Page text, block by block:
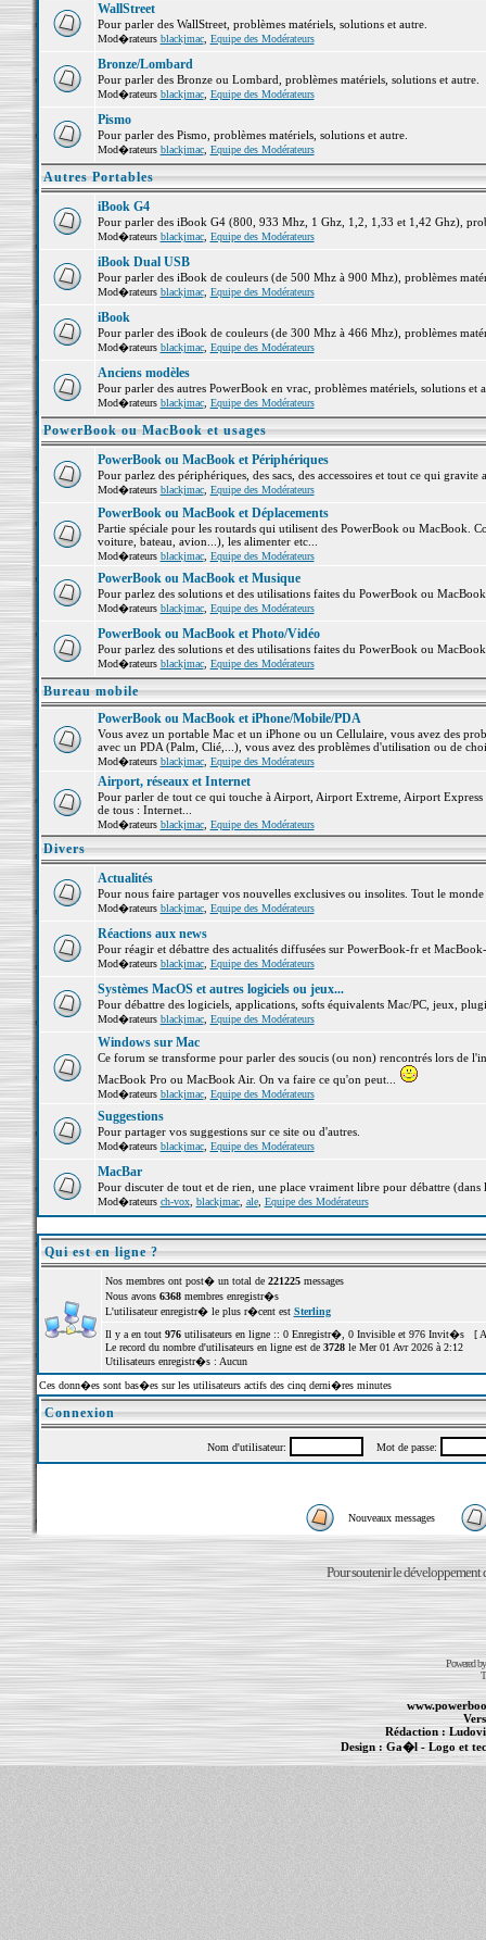
WallStreet
Pour parler des WallStreet, problèmes matériels, solutions et autre.
Mod�rateurs blackjmac, Equipe des Modérateurs
Bronze/Lombard
Pour parler des Bronze ou Lombard, problèmes matériels, solutions et autre.
Mod�rateurs blackjmac, Equipe des Modérateurs
Pismo
Pour parler des Pismo, problèmes matériels, solutions et autre.
Mod�rateurs blackjmac, Equipe des Modérateurs
Autres Portables
iBook G4
Pour parler des iBook G4 (800, 933 Mhz, 1 Ghz, 1,2, 1,33 et 1,42 Ghz),
Mod�rateurs blackjmac, Equipe des Modérateurs
iBook Dual USB
Pour parler des iBook de couleurs (de 500 Mhz à 900 Mhz), problèmes
Mod�rateurs blackjmac, Equipe des Modérateurs
iBook
Pour parler des iBook de couleurs (de 300 Mhz à 466 Mhz), problèmes
Mod�rateurs blackjmac, Equipe des Modérateurs
Anciens modèles
Pour parler des autres PowerBook en vrac, problèmes matériels, solutions et
Mod�rateurs blackjmac, Equipe des Modérateurs
PowerBook ou MacBook et usages
PowerBook ou MacBook et Périphériques
Pour parlez des périphériques, des sacs, des accessoires et tout ce qui
Mod�rateurs blackjmac, Equipe des Modérateurs
PowerBook ou MacBook et Déplacements
Partie spéciale pour les routards qui utilisent des PowerBook ou MacBook.
voiture, bateau, avion...), les alimenter etc...
Mod�rateurs blackjmac, Equipe des Modérateurs
PowerBook ou MacBook et Musique
Pour parlez des solutions et des utilisations faites du PowerBook ou
Mod�rateurs blackjmac, Equipe des Modérateurs
PowerBook ou MacBook et Photo/Vidéo
Pour parlez des solutions et des utilisations faites du PowerBook ou
Mod�rateurs blackjmac, Equipe des Modérateurs
Bureau mobile
PowerBook ou MacBook et iPhone/Mobile/PDA
Vous avez un portable Mac et un iPhone ou un Cellulaire, vous avez des
avec un PDA (Palm, Clié,...), vous avez des problèmes d'utilisation ou de
Mod�rateurs blackjmac, Equipe des Modérateurs
Airport, réseaux et Internet
Pour parler de tout ce qui touche à Airport, Airport Extreme, Airport
de tous : Internet...
Mod�rateurs blackjmac, Equipe des Modérateurs
Divers
Actualités
Pour nous faire partager vos nouvelles exclusives ou insolites. Tout le
Mod�rateurs blackjmac, Equipe des Modérateurs
Réactions aux news
Pour réagir et débattre des actualités diffusées sur PowerBook-fr et
Mod�rateurs blackjmac, Equipe des Modérateurs
Systèmes MacOS et autres logiciels ou jeux...
Pour débattre des logiciels, applications, softs équivalents Mac/PC, jeux,
Mod�rateurs blackjmac, Equipe des Modérateurs
Windows sur Mac
Ce forum se transforme pour parler des soucis (ou non) rencontrés lors de
MacBook Pro ou MacBook Air. On va faire ce qu'on peut...
Mod�rateurs blackjmac, Equipe des Modérateurs
Suggestions
Pour partager vos suggestions sur ce site ou d'autres.
Mod�rateurs blackjmac, Equipe des Modérateurs
MacBar
Pour discuter de tout et de rien, une place vraiment libre pour débattre (dans
Mod�rateurs ch-vox, blackjmac, ale, Equipe des Modérateurs
Qui est en ligne ?
Nos membres ont post� un total de 221225messages
Nous avons 6368membres enregistr�s
L'utilisateur enregistr� le plus r�cent est Sterling
Il y a en tout 976utilisateurs en ligne :: 0 Enregistr�, 0 Invisible et 976 Invit�s [
Le record du nombre d'utilisateurs en ligne est de 3728le Mer 01 Avr 2026 à 2:12
Utilisateurs enregistr�s : Aucun
Ces donn�es sont bas�es sur les utilisateurs actifs des cinq derni�res minutes
Connexion
Nom d'utilisateur: Mot de passe:
Nouveaux messages
Pour soutenir le développement
Powered
Rédaction :
Design : Ga�l- Logo et